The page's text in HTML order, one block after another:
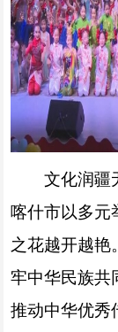
文化润疆
喀什市以多元
之花越开越艳
牢中华民族共
推动中华优秀